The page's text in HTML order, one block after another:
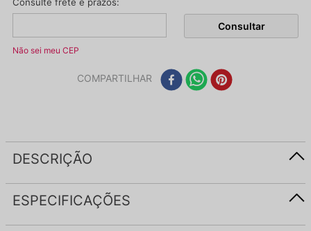
Não sei meu CEP
COMPARTILHAR
DESCRIÇÃO
ESPECIFICAÇÕES